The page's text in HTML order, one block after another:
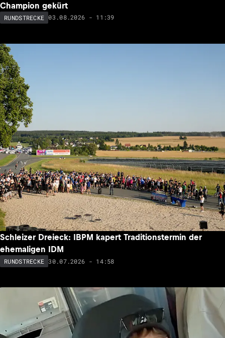
Champion gekürt
RUNDSTRECKE 03.08.2026 - 11:39
Schleizer Dreieck: IBPM kapert Traditionstermin der
ehemaligen IDM
RUNDSTRECKE 30.07.2026 - 14:58